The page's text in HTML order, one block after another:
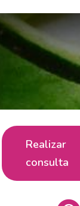
Realizar
consulta